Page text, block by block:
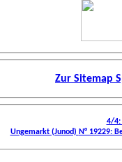
Zur Sitemap
4/4:
Ungemarkt (Junod) N° 19229: